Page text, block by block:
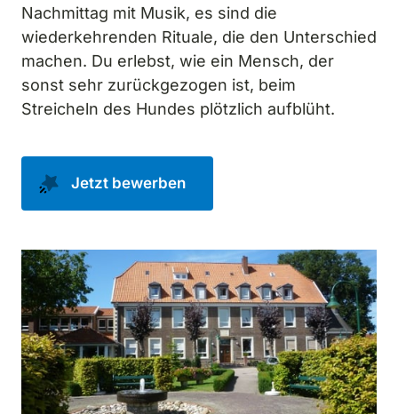
Nachmittag mit Musik, es sind die
wiederkehrenden Rituale, die den Unterschied
machen. Du erlebst, wie ein Mensch, der
sonst sehr zurückgezogen ist, beim
Streicheln des Hundes plötzlich aufblüht.
Jetzt bewerben